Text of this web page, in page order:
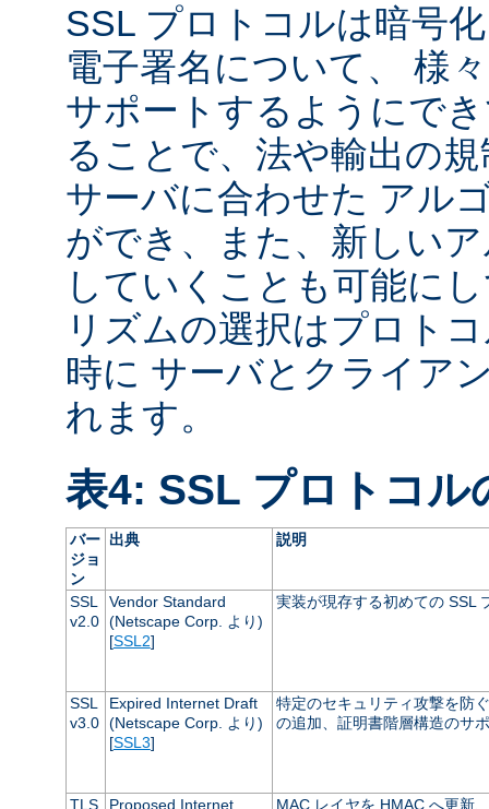
SSL プロトコルは暗号
電子署名について、 様
サポートするようにで
ることで、法や輸出の
サーバに合わせた アル
ができ、また、新しい
していくことも可能に
リズムの選択はプロト
時に サーバとクライア
れます。
表4: SSL プロトコル
バー
ジョ
ン
出典 説明
SSL
v2.0
Vendor Standard
(Netscape Corp. より)
[SSL2]
実装が現存する初めての SSL
SSL
v3.0
Expired Internet Draft
(Netscape Corp. より)
[SSL3]
特定のセキュリティ攻撃を防
の追加、証明書階層構造のサ
TLS Proposed Internet MAC レイヤを HMAC へ更新